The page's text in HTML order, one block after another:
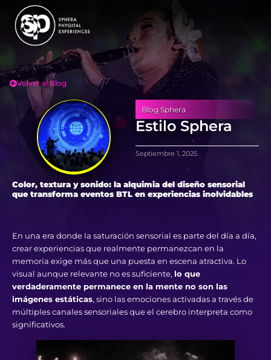
Volver al Blog
Blog Sphera
Estilo Sphera
Septiembre 1, 2025
Color, textura y sonido: la alquimia del diseño sensorial
que transforma eventos BTL en experiencias inolvidables
En una era donde la saturación sensorial es parte del día a día,
crear experiencias que realmente permanezcan en la
memoria exige más que una puesta en escena atractiva. Lo
visual aunque relevante no es suficiente, lo que
verdaderamente permanece en la mente no son las
imágenes estáticas, sino las emociones activadas a través de
múltiples canales sensoriales que el cerebro interpreta como
significativos.